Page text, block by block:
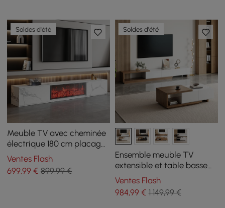
Soldes d'été
Meuble TV avec cheminée
électrique 180 cm placage
marbre et 2 tiroirs
Ventes Flash
699,99 € 899,99 €
Soldes d'été
Ensemble meuble TV
extensible et table basse
Quoint
Ventes Flash
984,99€ 1 149,99 €